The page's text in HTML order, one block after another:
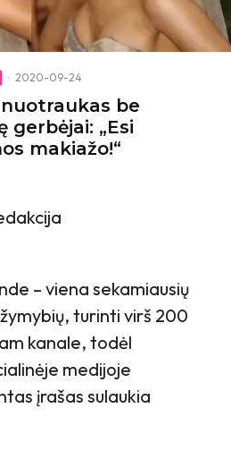
· 2020-09-24
be
gerbėjai: „Esi
makiažo!“
– viena sekamiausių
turinti virš 200
kanale, todėl
medijoje
įrašas sulaukia